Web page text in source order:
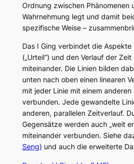
Ordnung zwischen Phänomenen
Wahrnehmung legt und damit
spezifische Weise –
Das I Ging verbindet die Aspekte
(„Urteil“) und den Verlauf der Zeit
miteinander. Die Linien bilden
unten nach oben einen linearen
mit jeder Linie mit einem anderen
verbunden. Jede gewandelte
anderen, parallelen Zeitverlauf.
Gegensätze werden auch „weit
miteinander verbunden. Siehe
Seng) und auch die erweiterte